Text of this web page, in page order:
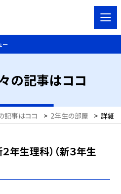
ー
の記事はココ
記事はココ > 2年生の部屋 > 詳細
年生理科）（新３年生